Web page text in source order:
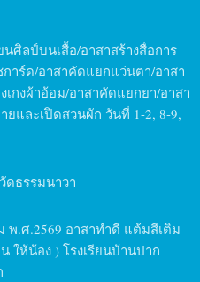
นศิลป์บนเสื้อ/อาสาสร้างสื่อการ
าร์ด/อาสาคัดแยกแว่นตา/อาสา
กงผ้าอ้อม/อาสาคัดแยกยา/อาสา
และเปิดสวนผัก วันที่ 1-2, 8-9,
ดธรรมนาวา
พ.ศ.2569 อาสาทำดี แต้มสีเติม
ให้น้อง ) โรงเรียนบ้านปาก